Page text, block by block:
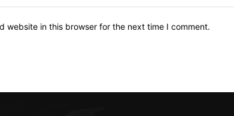
website in this browser for the next time I comment.